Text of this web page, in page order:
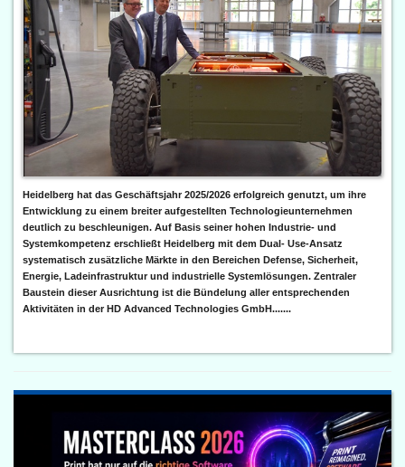
Heidelberg hat das Geschäftsjahr 2025/2026 erfolgreich genutzt, um ihre
Entwicklung zu einem breiter aufgestellten Technologieunternehmen
deutlich zu beschleunigen. Auf Basis seiner hohen Industrie- und
Systemkompetenz erschließt Heidelberg mit dem Dual- Use-Ansatz
systematisch zusätzliche Märkte in den Bereichen Defense, Sicherheit,
Energie, Ladeinfrastruktur und industrielle Systemlösungen. Zentraler
Baustein dieser Ausrichtung ist die Bündelung aller entsprechenden
Aktivitäten in der HD Advanced Technologies GmbH.......